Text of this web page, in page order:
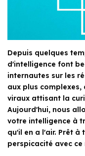
Depuis quelques
d'intelligence font
internautes sur les
aux plus
viraux attisant la
Aujourd'hui, nous
votre intelligence à
qu'il en a l'air. Prêt
perspicacité avec